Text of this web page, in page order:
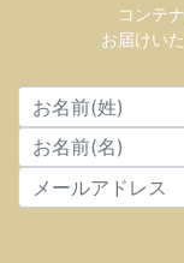
コンテ
お届けい